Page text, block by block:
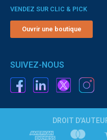
VENDEZ SUR CLIC & PICK
Ouvrir une boutique
SUIVEZ-NOUS
DROIT